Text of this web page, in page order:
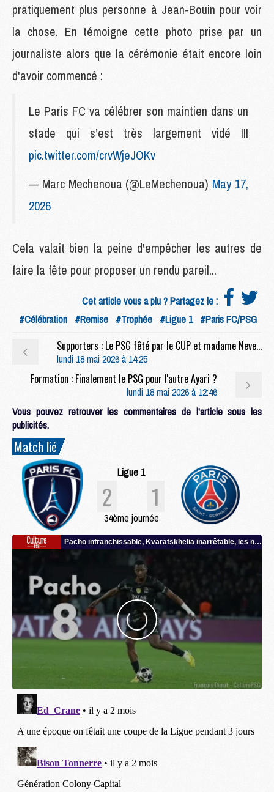
pratiquement plus personne à Jean-Bouin pour voir
la chose. En témoigne cette photo prise par un
journaliste alors que la cérémonie était encore loin
d'avoir commencé :
Le Paris FC va célébrer son maintien dans un
stade qui s’est très largement vidé !!!
pic.twitter.com/crvWjeJOKv
— Marc Mechenoua (@LeMechenoua) May 17,
2026
Cela valait bien la peine d'empêcher les autres de
faire la fête pour proposer un rendu pareil...
Cet article vous a plu ? Partagez le :
#Célébration #Remise #Trophée #Ligue 1 #Paris FC/PSG
Supporters : Le PSG fêté par le CUP et madame Neves après le derby
lundi 18 mai 2026 à 14:25
Formation : Finalement le PSG pour l'autre Ayari ?
lundi 18 mai 2026 à 12:46
Vous pouvez retrouver les commentaires de l'article sous les
publicités.
Match lié
Ligue 1
2 1
34ème journée